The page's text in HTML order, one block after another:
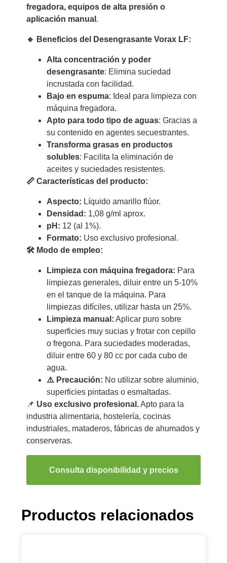
fregadora, equipos de alta presión o
aplicación manual .
🔹 Beneficios del Desengrasante Vorax LF:
Alta concentración y poder
desengrasante: Elimina suciedad
incrustada con facilidad.
Bajo en espuma: Ideal para limpieza con
máquina fregadora.
Apto para todo tipo de aguas: Gracias a
su contenido en agentes secuestrantes.
Transforma grasas en productos
solubles: Facilita la eliminación de
aceites y suciedades resistentes.
📏 Características del producto:
Aspecto: Líquido amarillo flúor.
Densidad: 1,08 g/ml aprox.
pH: 12 (al 1%).
Formato: Uso exclusivo profesional.
🛠 Modo de empleo:
Limpieza con máquina fregadora: Para
limpiezas generales, diluir entre un 5-10%
en el tanque de la máquina. Para
limpiezas difíciles, utilizar hasta un 25%.
Limpieza manual: Aplicar puro sobre
superficies muy sucias y frotar con cepillo
o fregona. Para suciedades moderadas,
diluir entre 60 y 80 cc por cada cubo de
agua.
⚠️ Precaución: No utilizar sobre aluminio,
superficies pintadas o esmaltadas.
📌 Uso exclusivo profesional.Apto para la
industria alimentaria, hostelería, cocinas
industriales, mataderos, fábricas de ahumados y
conserveras.
Consulta disponibilidad y precios
Productos relacionados